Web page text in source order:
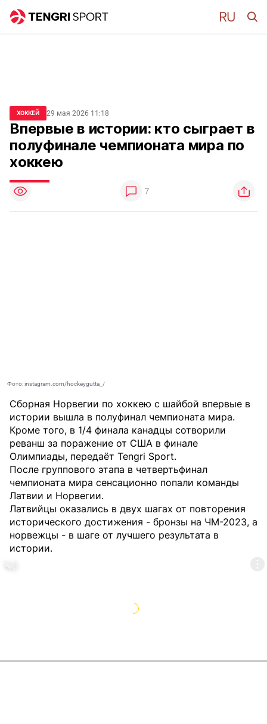
ХОККЕЙ 29 мая 2026 11:18
Впервые в истории: кто сыграет в
полуфинале чемпионата мира по
хоккею
7
Фото: instagram.com/hockeygutta_/
Сборная Норвегии по хоккею с шайбой впервые в
истории вышла в полуфинал чемпионата мира.
Кроме того, в 1/4 финала канадцы сотворили
реванш за поражение от США в финале
Олимпиады, передаёт Tengri Sport.
После группового этапа в четвертьфинал
чемпионата мира сенсационно попали команды
Латвии и Норвегии.
Латвийцы оказались в двух шагах от повторения
исторического достижения - бронзы на ЧМ-2023, а
норвежцы - в шаге от лучшего результата в
истории.